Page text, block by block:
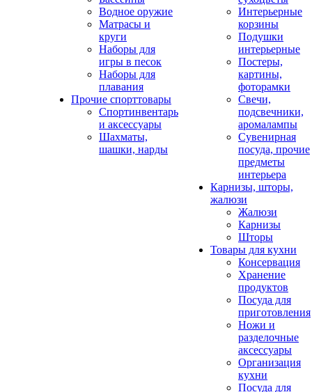
Водное оружие
Матрасы и
круги
Наборы для
игры в песок
Наборы для
плавания
Прочие спорттовары
Спортинвентарь
и аксессуары
Шахматы,
шашки, нарды
Интерьерные
корзины
Подушки
интерьерные
Постеры,
картины,
фоторамки
Свечи,
подсвечники,
аромалампы
Сувенирная
посуда, прочие
предметы
интерьера
Карнизы, шторы,
жалюзи
Жалюзи
Карнизы
Шторы
Товары для кухни
Консервация
Хранение
продуктов
Посуда для
приготовления
Ножи и
разделочные
аксессуары
Организация
кухни
Посуда для